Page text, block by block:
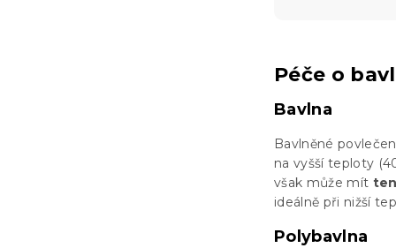
Péče o
Bavlna
Bavlněné
na vyšší teploty
však může mít
ideálně při nižší
Polybavlna